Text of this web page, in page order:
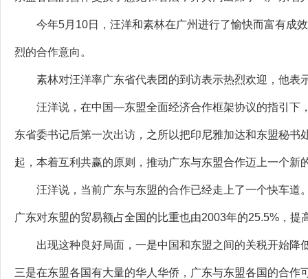
今年5月10日，汪洋和素林在广州进行了愉快而富有成效
烈的合作意向。
素林对汪洋率广东省代表团的到访表示热烈欢迎，他表
汪洋说，在中国—东盟全面经济合作框架协议的指引下，
东省委书记后第一次出访，之所以把印尼雅加达和东盟秘
起，本着互利共赢的原则，推动广东与东盟合作迈上一个新
汪洋说，当前广东与东盟的合作已经走上了一个快车道
广东对东盟的贸易额占全国的比重也由2003年的25.5%，提
出现这种良好局面，一是中国和东盟之间的关税开始降
三是在东盟各国有大量的华人华侨，广东与东盟各国的合